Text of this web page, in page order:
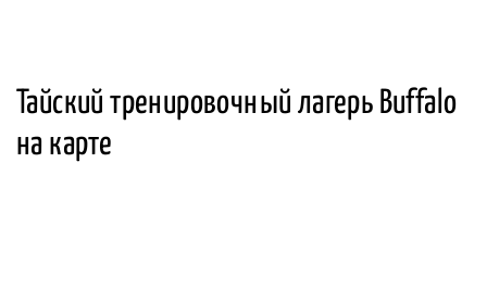
Тайский тренировочный лагерь Buffalo
на карте